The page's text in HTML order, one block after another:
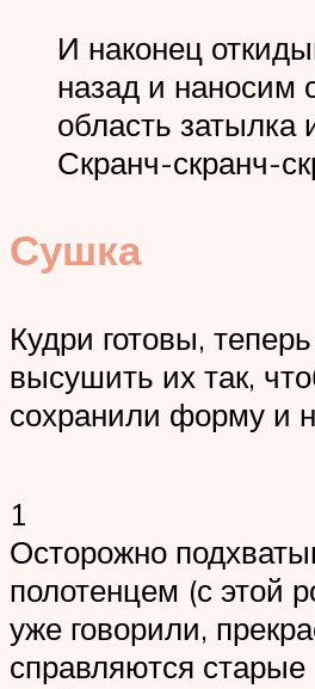
И наконец
назад и наносим
область затылка
Скранч-скранч-
Сушка
Кудри готовы,
высушить их так,
сохранили форму и
1
Осторожно
полотенцем (с этой
уже говорили,
справляются